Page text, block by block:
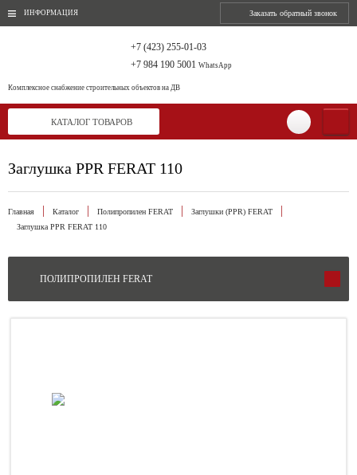
ИНФОРМАЦИЯ Заказать обратный звонок
Комплексное снабжение строительных объектов на ДВ
+7 (423) 255-01-03
+7 984 190 5001 WhatsApp
КАТАЛОГ ТОВАРОВ
Заглушка PPR FERAT 110
Главная Каталог Полипропилен FERAT
Заглушки (PPR) FERAT
Заглушка PPR FERAT 110
ПОЛИПРОПИЛЕН FERAT